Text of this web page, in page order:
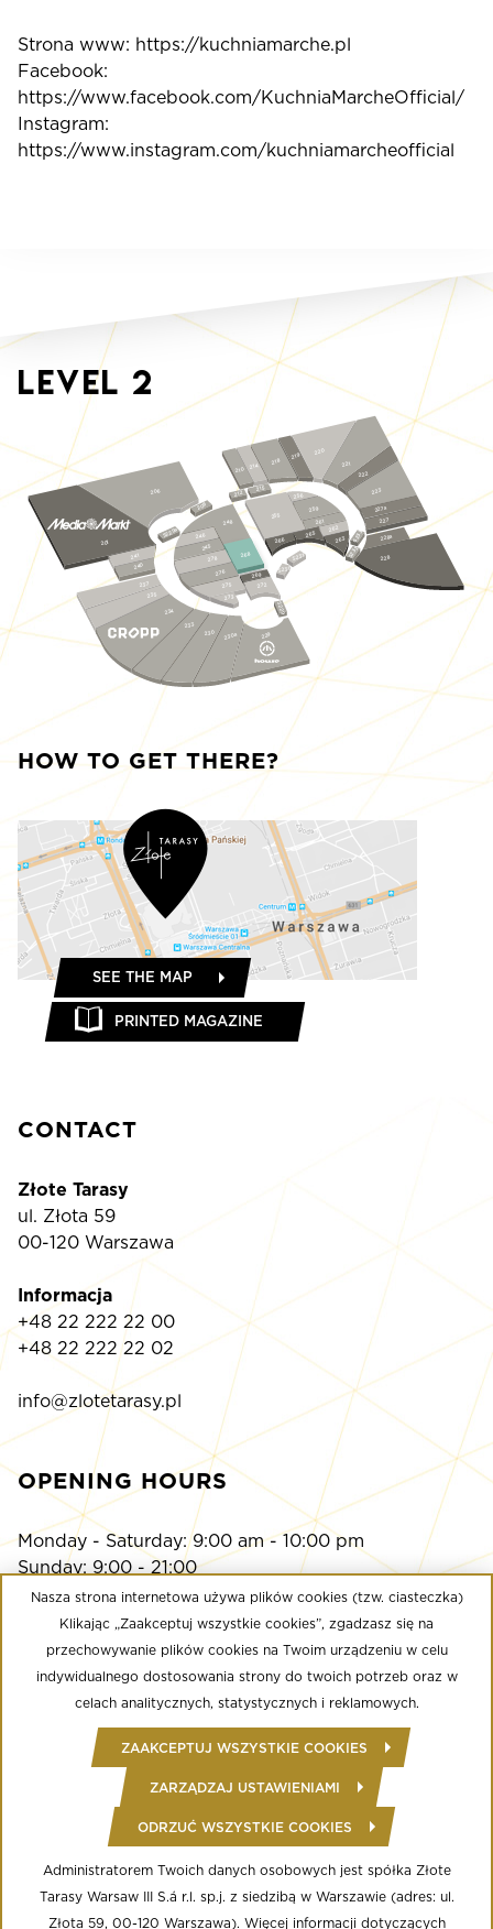
Strona www: https://kuchniamarche.pl
Facebook:
https://www.facebook.com/KuchniaMarcheOfficial/
Instagram:
https://www.instagram.com/kuchniamarcheofficial
Level 2
220
221
222
223
219
218
214
210
256
259
261
255
206
201
241
240
227a
227
212
228a
215
262
263
S232
S233
228
265
266
S231
S230
S229a
208
248
268
269
246
245
278
276
272
275
273
237
235
234
233
230 230a
S229
229
CONTACT
Złote Tarasy
ul. Złota 59
00-120 Warszawa
Informacja
+48 22 222 22 00
+48 22 222 22 02
info@zlotetarasy.pl
OPENING HOURS
Monday - Saturday: 9:00 am - 10:00 pm
Sunday: 9:00 - 21:00
Multikino
Monday - Sunday: 9:00 a.m. - until the last screening
Calypso Fitness Club
Monday - Friday: 6:00 am - midnight
Saturday - Sunday: 8:00 - 22:00
HOW TO GET THERE?
SEE THE MAP
PRINTED MAGAZINE
© Copyright 2020 Złote Tarasy
Regulamin Centrum Handlowego
Polityka prywatności
Informacja o przetwarzaniu danych osobowych
Regulamin aplikacji mobilnej
Nasza strona internetowa używa plików cookies (tzw. ciasteczka)
Klikając „Zaakceptuj wszystkie cookies”, zgadzasz się na
przechowywanie plików cookies na Twoim urządzeniu w celu
indywidualnego dostosowania strony do twoich potrzeb oraz w
celach analitycznych, statystycznych i reklamowych.
ZAAKCEPTUJ WSZYSTKIE COOKIES
ZARZĄDZAJ USTAWIENIAMI
ODRZUĆ WSZYSTKIE COOKIES
Administratorem Twoich danych osobowych jest spółka Złote
Tarasy Warsaw III S.á r.l. sp.j. z siedzibą w Warszawie (adres: ul.
Złota 59, 00-120 Warszawa). Więcej informacji dotyczących